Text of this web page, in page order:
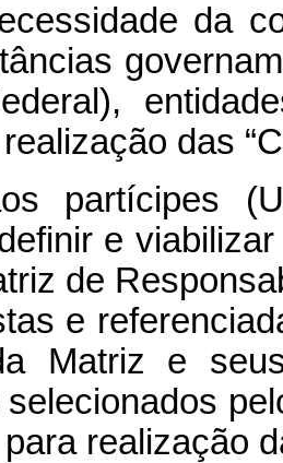
da
das
partícipes
e
de
e
Matriz e
realização